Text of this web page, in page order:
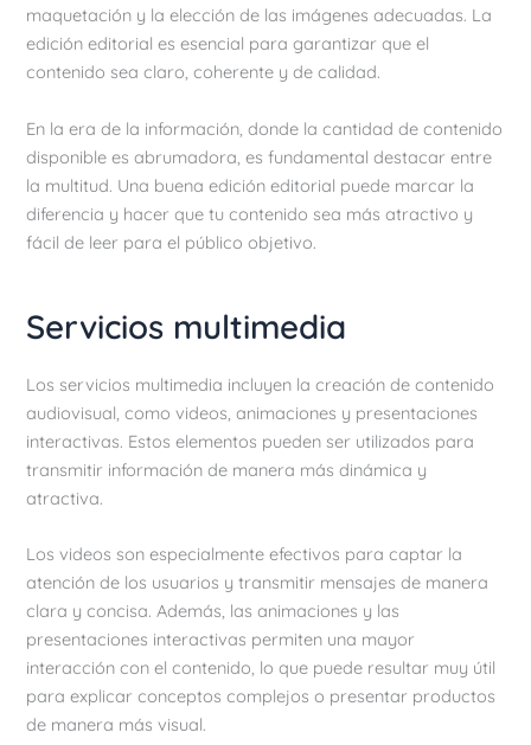
maquetación y la elección de las imágenes adecuadas. La
edición editorial es esencial para garantizar que el
contenido sea claro, coherente y de calidad.
En la era de la información, donde la cantidad de contenido
disponible es abrumadora, es fundamental destacar entre
la multitud. Una buena edición editorial puede marcar la
diferencia y hacer que tu contenido sea más atractivo y
fácil de leer para el público objetivo.
Servicios multimedia
Los servicios multimedia incluyen la creación de contenido
audiovisual, como videos, animaciones y presentaciones
interactivas. Estos elementos pueden ser utilizados para
transmitir información de manera más dinámica y
atractiva.
Los videos son especialmente efectivos para captar la
atención de los usuarios y transmitir mensajes de manera
clara y concisa. Además, las animaciones y las
presentaciones interactivas permiten una mayor
interacción con el contenido, lo que puede resultar muy útil
para explicar conceptos complejos o presentar productos
de manera más visual.